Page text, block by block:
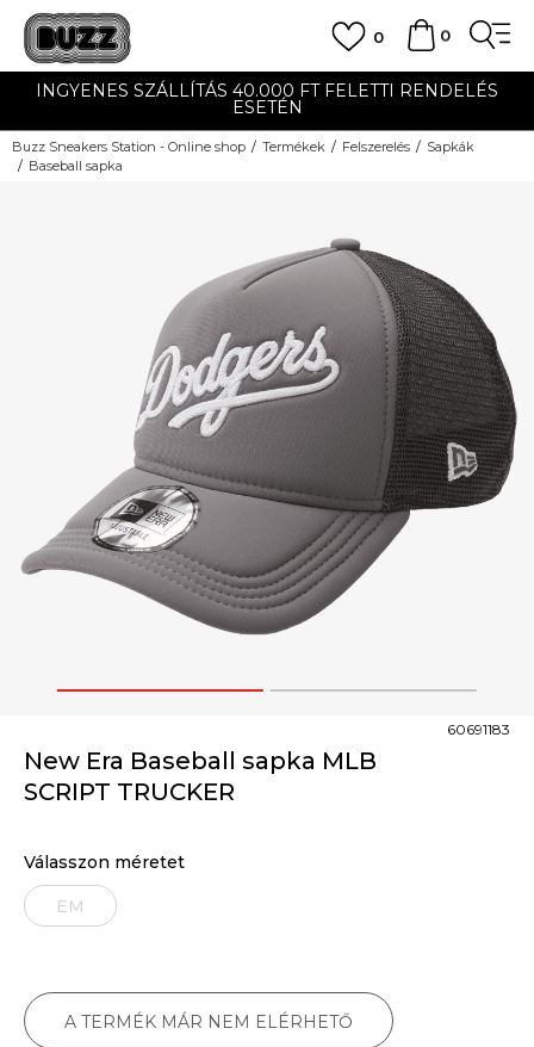
0
0
INGYENES SZÁLLÍTÁS 40.000 FT FELETTI RENDELÉS
ESETÉN
Buzz Sneakers Station - Online shop Termékek Felszerelés
Sapkák
Baseball sapka
1 2
New Era Baseball sapka MLB
SCRIPT TRUCKER
60691183
Válasszon méretet
EM
A TERMÉK MÁR NEM ELÉRHETŐ